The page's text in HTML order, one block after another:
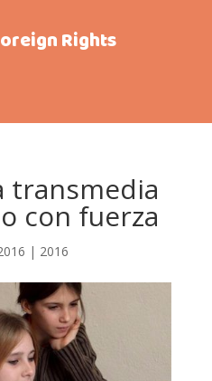
Rights
transmedia
con fuerza
| 2016